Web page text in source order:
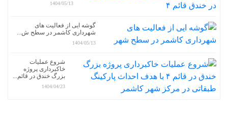
1404/05/13
گوشه ایی از فعالیت های
شهرداری کاشمر در سطح ش...
1404/05/13
شروع عملیات
خاکبرداری پروژه
بزرگ خندق در قائم...
1404/04/23